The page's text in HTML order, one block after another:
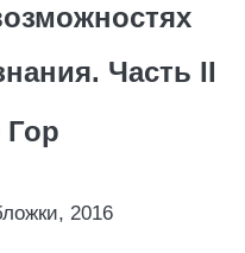
Часть II
Гор
2016